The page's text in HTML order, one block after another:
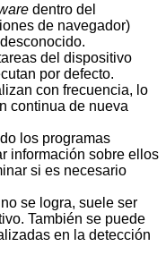
dentro del
de navegador)
del dispositivo
por defecto.
con frecuencia, lo
continua de nueva
los programas
información sobre ellos
si es necesario
se logra, suele ser
También se puede
en la detección